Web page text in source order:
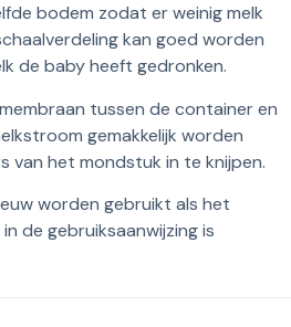
bodem zodat er weinig melk
kan goed worden
de baby heeft gedronken.
tussen de container en
gemakkelijk worden
van het mondstuk in te knijpen.
worden gebruikt als het
de gebruiksaanwijzing is